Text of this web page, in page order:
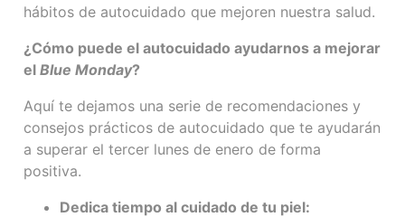
hábitos de autocuidado que mejoren nuestra salud.
¿Cómo puede el autocuidado ayudarnos a mejorar
elBlue Monday?
Aquí te dejamos una serie de recomendaciones y
consejos prácticos de autocuidado que te ayudarán
a superar el tercer lunes de enero de forma
positiva.
Dedica tiempo al cuidado de tu piel: